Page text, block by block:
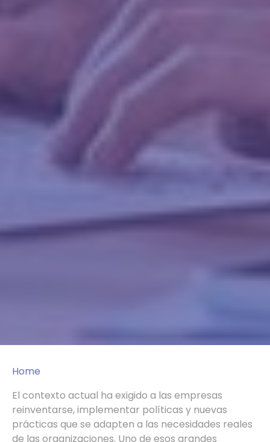
Home
El contexto actual ha exigido a las empresas
reinventarse, implementar políticas y nuevas
prácticas que se adapten a las necesidades reales
de las organizaciones. Uno de esos grandes